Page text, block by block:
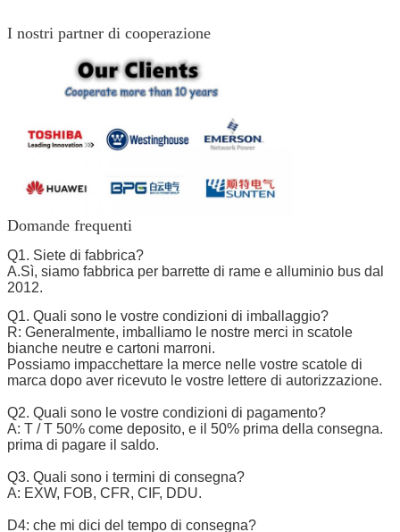
I nostri partner di cooperazione
Domande frequenti
Q1. Siete di fabbrica?
A.Sì, siamo fabbrica per barrette di rame e alluminio bus dal
2012.
Q1. Quali sono le vostre condizioni di imballaggio?
R: Generalmente, imballiamo le nostre merci in scatole
bianche neutre e cartoni marroni.
Possiamo impacchettare la merce nelle vostre scatole di
marca dopo aver ricevuto le vostre lettere di autorizzazione.
Q2. Quali sono le vostre condizioni di pagamento?
A: T / T 50% come deposito, e il 50% prima della consegna.
prima di pagare il saldo.
Q3. Quali sono i termini di consegna?
A: EXW, FOB, CFR, CIF, DDU.
D4: che mi dici del tempo di consegna?